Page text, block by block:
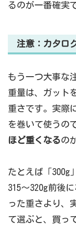
るのが一番確実
注意：カタロ
もう一つ大事な
重量は、ガット
重さです。実際
を巻いて使うの
ほど重くなるの
たとえば「300g
315〜320g前後
った重さより、
て選ぶと、買っ